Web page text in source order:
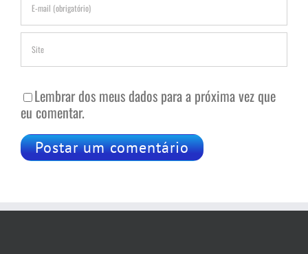
Lembrar dos meus dados para a próxima vez que
eu comentar.